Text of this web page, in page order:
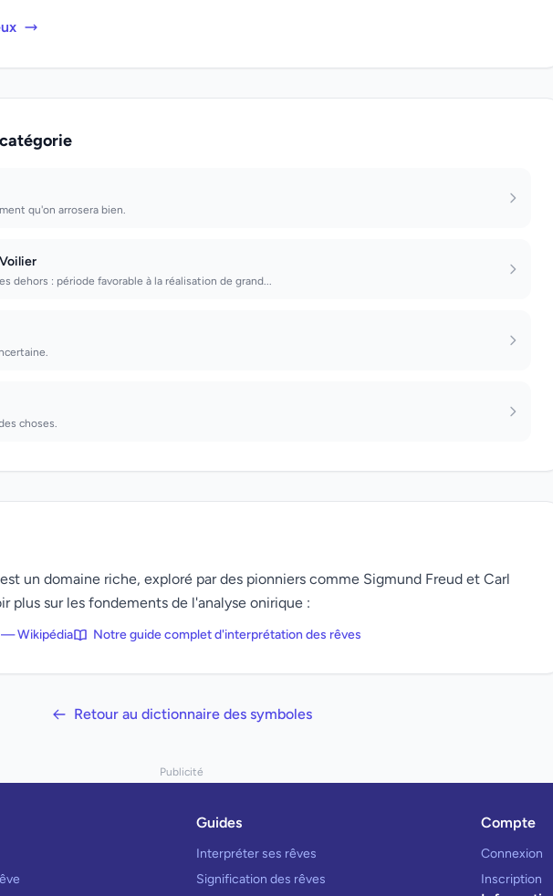
qu'on arrosera bien.
dehors : période favorable à la réalisation de grand...
choses.
un domaine riche, exploré par des pionniers comme Sigmund Freud et Carl
plus sur les fondements de l'analyse onirique :
— Wikipédia Notre guide complet d'interprétation des rêves
Retour au dictionnaire des symboles
Publicité
Guides
Interpréter ses rêves
Signification des rêves
Compte
Connexion
Inscription